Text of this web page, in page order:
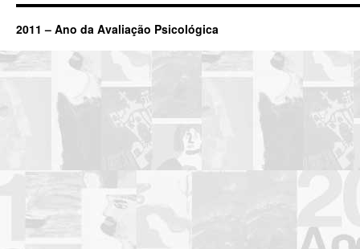
2011 – Ano da Avaliação Psicológica